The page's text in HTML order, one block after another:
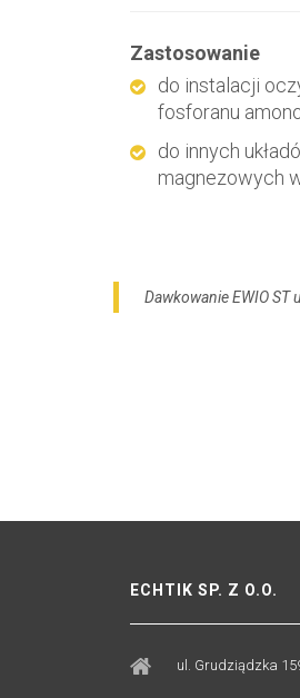
Zastosowanie
do instalacji
fosforanu
do innych
magnezowych
Dawkowanie EWIO
ECHTIK SP. Z O.O.
ul. Grudziądzka